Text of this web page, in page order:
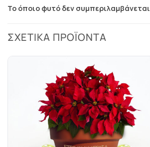
Το όποιο φυτό δεν συμπεριλαμβάνεται
ΣΧΕΤΙΚΆ ΠΡΟΪΌΝΤΑ